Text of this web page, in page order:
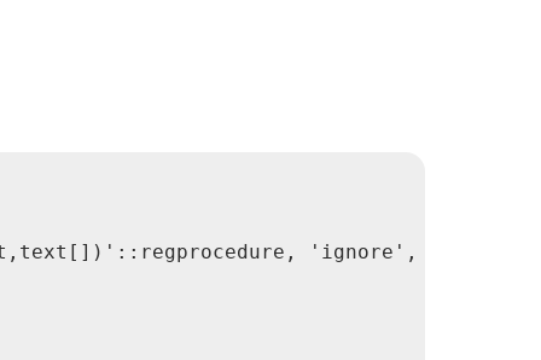
'ignore', NULL),